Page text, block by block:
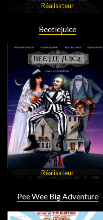
Réalisateur
Beetlejuice
Réalisateur
Pee Wee Big Adventure